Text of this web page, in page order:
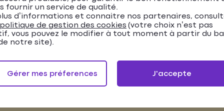
un prêt personnel
d'un contrat d'assurance
de ressources suffisantes auprès de l’organisme
fournir un service de qualité.
d’informations et connaitre nos partenaires,
politique de gestion des cookies (votre choix n’est pas
vous pouvez le modifier à tout moment à partir du
notre site).
Gérer mes préferences J'accepte